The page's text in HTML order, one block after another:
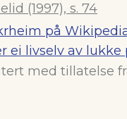
(1997), s. 74
på
ei livselv av lukke
med tillatelse